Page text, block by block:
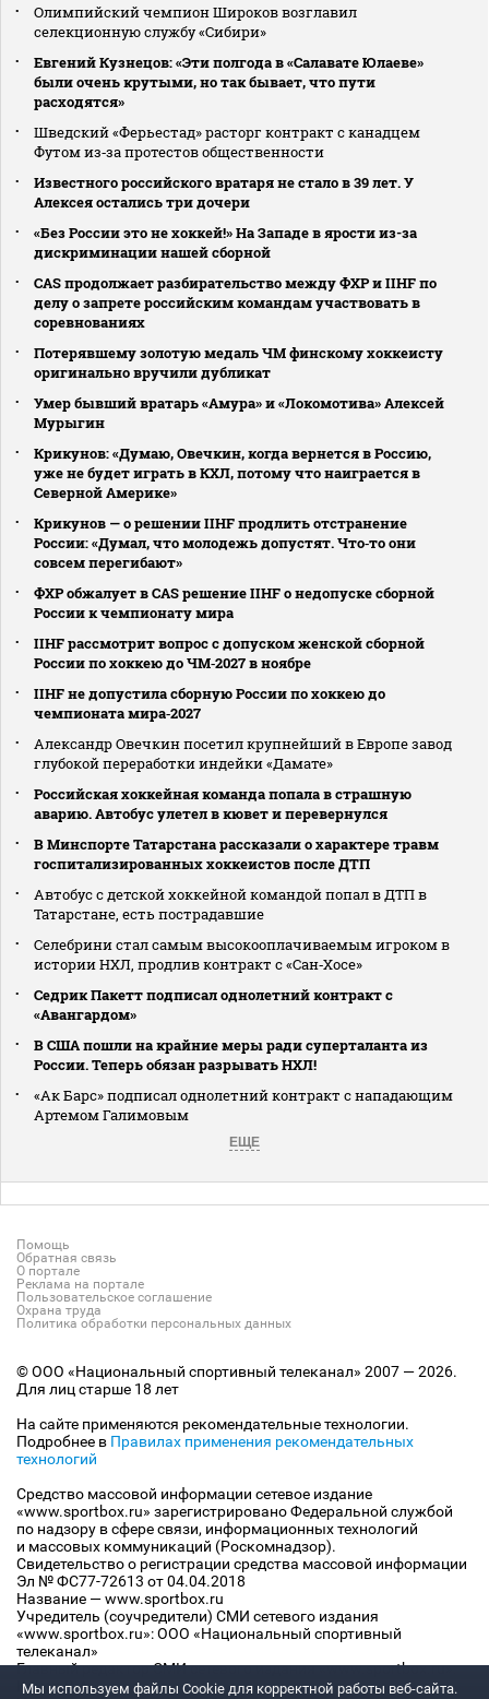
Олимпийский чемпион Широков возглавил
селекционную службу «Сибири»
Евгений Кузнецов: «Эти полгода в «Салавате Юлаеве»
были очень крутыми, но так бывает, что пути
расходятся»
Шведский «Ферьестад» расторг контракт с канадцем
Футом из‑за протестов общественности
Известного российского вратаря не стало в 39 лет. У
Алексея остались три дочери
«Без России это не хоккей!» На Западе в ярости из-за
дискриминации нашей сборной
CAS продолжает разбирательство между ФХР и IIHF по
делу о запрете российским командам участвовать в
соревнованиях
Потерявшему золотую медаль ЧМ финскому хоккеисту
оригинально вручили дубликат
Умер бывший вратарь «Амура» и «Локомотива» Алексей
Мурыгин
Крикунов: «Думаю, Овечкин, когда вернется в Россию,
уже не будет играть в КХЛ, потому что наиграется в
Северной Америке»
Крикунов — о решении IIHF продлить отстранение
России: «Думал, что молодежь допустят. Что‑то они
совсем перегибают»
ФХР обжалует в CAS решение IIHF о недопуске сборной
России к чемпионату мира
IIHF рассмотрит вопрос с допуском женской сборной
России по хоккею до ЧМ‑2027 в ноябре
IIHF не допустила сборную России по хоккею до
чемпионата мира‑2027
Александр Овечкин посетил крупнейший в Европе завод
глубокой переработки индейки «Дамате»
Российская хоккейная команда попала в страшную
аварию. Автобус улетел в кювет и перевернулся
В Минспорте Татарстана рассказали о характере травм
госпитализированных хоккеистов после ДТП
Автобус с детской хоккейной командой попал в ДТП в
Татарстане, есть пострадавшие
Селебрини стал самым высокооплачиваемым игроком в
истории НХЛ, продлив контракт с «Сан‑Хосе»
Седрик Пакетт подписал однолетний контракт с
«Авангардом»
В США пошли на крайние меры ради суперталанта из
России. Теперь обязан разрывать НХЛ!
«Ак Барс» подписал однолетний контракт с нападающим
Артемом Галимовым
ЕЩЕ
Помощь
Обратная связь
О портале
Реклама на портале
Пользовательское соглашение
Охрана труда
Политика обработки персональных данных
© ООО «Национальный спортивный телеканал» 2007 — 2026.
Для лиц старше 18 лет
На сайте применяются рекомендательные технологии.
Подробнее в Правилах применения рекомендательных
технологий
Средство массовой информации сетевое издание
«www.sportbox.ru» зарегистрировано Федеральной службой
по надзору в сфере связи, информационных технологий
и массовых коммуникаций (Роскомнадзор).
Свидетельство о регистрации средства массовой информации
Эл № ФС77-72613 от 04.04.2018
Название — www.sportbox.ru
Учредитель (соучредители) СМИ сетевого издания
«www.sportbox.ru»: ООО «Национальный спортивный
телеканал»
Главный редактор СМИ сетевого издания «www.sportbox.ru»:
Конов В.А.
Мы используем файлы Сookie для корректной работы веб-сайта.